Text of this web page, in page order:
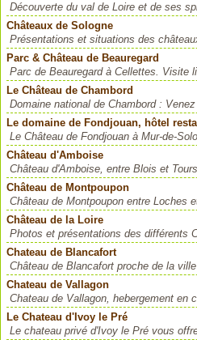
Découverte du val de Loire et de ses
Châteaux de Sologne
Présentations et situations des
Parc & Château de Beauregard
Parc de Beauregard à Cellettes. Visite
Le Château de Chambord
Domaine national de Chambord :
Le domaine de Fondjouan, hôtel
Le Château de Fondjouan à Mur-de-
Château d'Amboise
Château d'Amboise, entre Blois et
Château de Montpoupon
Château de Montpoupon entre Loches
Château de la Loire
Photos et présentations des différents
Chateau de Blancafort
Château de Blancafort proche de la
Chateau de Vallagon
Chateau de Vallagon, hebergement en
Le Chateau d'Ivoy le Pré
Le chateau privé d'Ivoy le Pré vous